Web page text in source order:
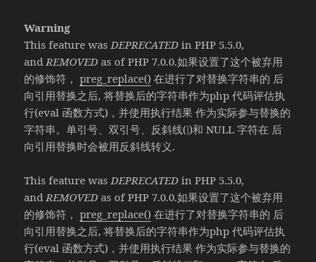
Warning
This feature was DEPRECATED in PHP 5.5.0,
and REMOVED as of PHP 7.0.0.如果设置了这个被弃用
的修饰符，preg_replace() 在进行了对替换字符串的 后
向引用替换之后, 将替换后的字符串作为php 代码评估执
行(eval 函数方式)，并使用执行结果 作为实际参与替换的
字符串。单引号、双引号、反斜线(\)和 NULL 字符在 后
向引用替换时会被用反斜线转义.
This feature was DEPRECATED in PHP 5.5.0,
and REMOVED as of PHP 7.0.0.如果设置了这个被弃用
的修饰符，preg_replace() 在进行了对替换字符串的 后
向引用替换之后, 将替换后的字符串作为php 代码评估执
行(eval 函数方式)，并使用执行结果 作为实际参与替换的